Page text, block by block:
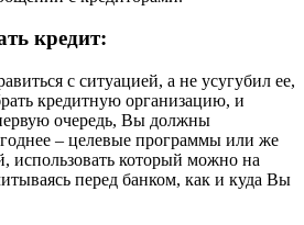
кредит:
с ситуацией, а не усугубил ее,
кредитную организацию, и
очередь, Вы должны
– целевые программы или же
использовать который можно на
перед банком, как и куда Вы